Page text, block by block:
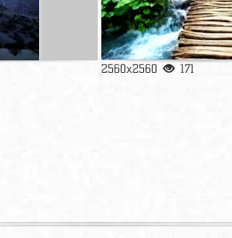
2560x2560 171